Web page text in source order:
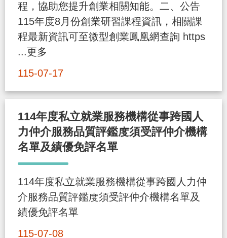
政
府
網
資
料
放
宣
告
檢
舉
貪
115-07-17
程，協助您提升創業相關知能。二、公告
115年度8月份創業研習課程資訊，相關課
程最新資訊可至微型創業鳳凰網查詢 https
...更多
114年度私立就業服務機構從事跨國人
力仲介服務品質評鑑度須受評仲介機構
名單及績優免評名單
115-07-08
114年度私立就業服務機構從事跨國人力仲
介服務品質評鑑度須受評仲介機構名單及
績優免評名單